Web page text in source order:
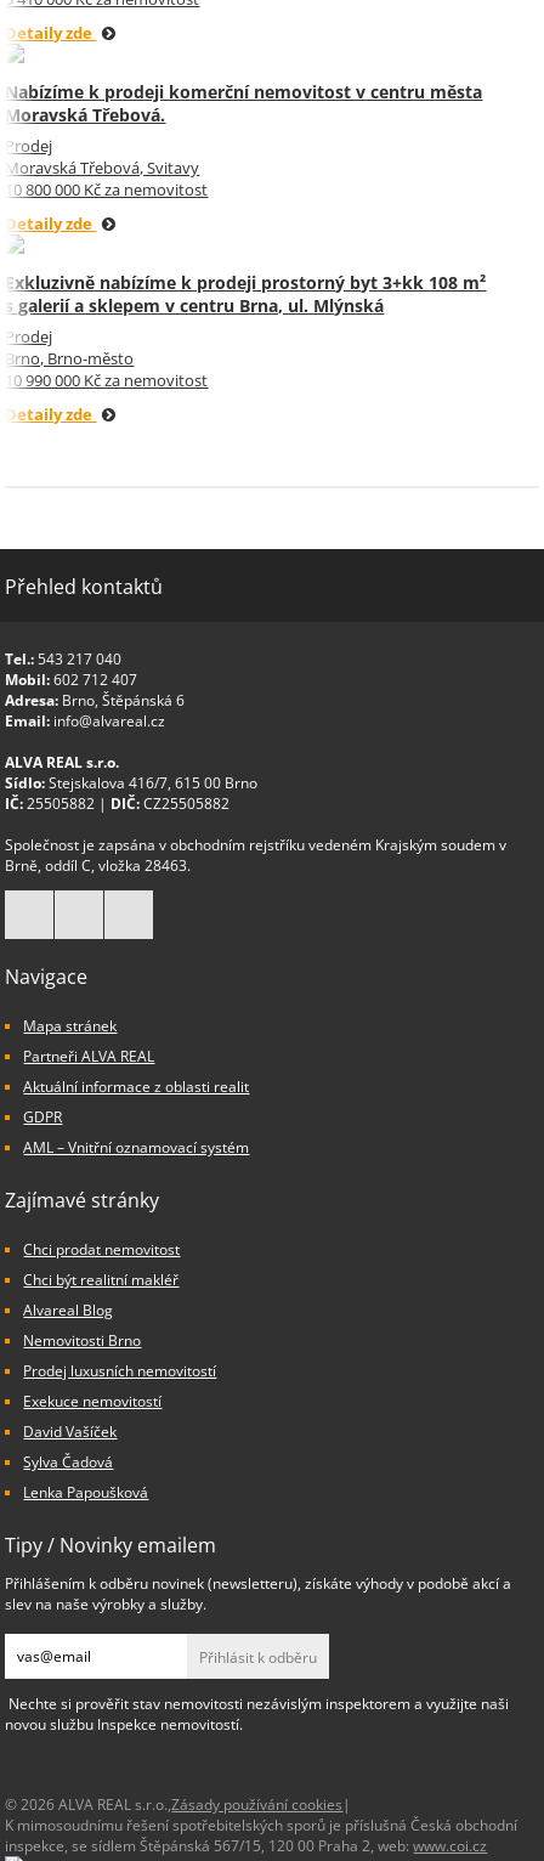
Detaily zde
Nabízíme k prodeji komerční nemovitost v centru města
Moravská Třebová.
Prodej
Moravská Třebová, Svitavy
10 800 000 Kč za nemovitost
Detaily zde
Exkluzivně nabízíme k prodeji prostorný byt 3+kk 108 m²
s galerií a sklepem v centru Brna, ul. Mlýnská
Prodej
Brno, Brno-město
10 990 000 Kč za nemovitost
Detaily zde
Přehled kontaktů
Tel.:543 217 040
Mobil:602 712 407
Adresa: Brno, Štěpánská 6
Email: info@alvareal.cz
ALVA REAL s.r.o.
Sídlo:Stejskalova 416/7, 615 00 Brno
IČ:25505882 | DIČ:CZ25505882
Společnost je zapsána v obchodním rejstříku vedeném Krajským soudem v
Brně, oddíl C, vložka 28463.
Navigace
Mapa stránek
Partneři ALVA REAL
Aktuální informace z oblasti realit
GDPR
AML – Vnitřní oznamovací systém
Zajímavé stránky
Chci prodat nemovitost
Chci být realitní makléř
Alvareal Blog
Nemovitosti Brno
Prodej luxusních nemovitostí
Exekuce nemovitostí
David Vašíček
Sylva Čadová
Lenka Papoušková
Tipy / Novinky emailem
Přihlášením k odběru novinek (newsletteru), získáte výhody v podobě akcí a
slev na naše výrobky a služby.
Přihlásit k odběru
Nechte si prověřit stav nemovitosti nezávislým inspektorem a využijte naši
novou službu Inspekce nemovitostí.
© 2026 ALVA REAL s.r.o.,Zásady používání cookies |
K mimosoudnímu řešení spotřebitelských sporů je příslušná Česká obchodní
inspekce, se sídlem Štěpánská 567/15, 120 00 Praha 2, web:www.coi.cz